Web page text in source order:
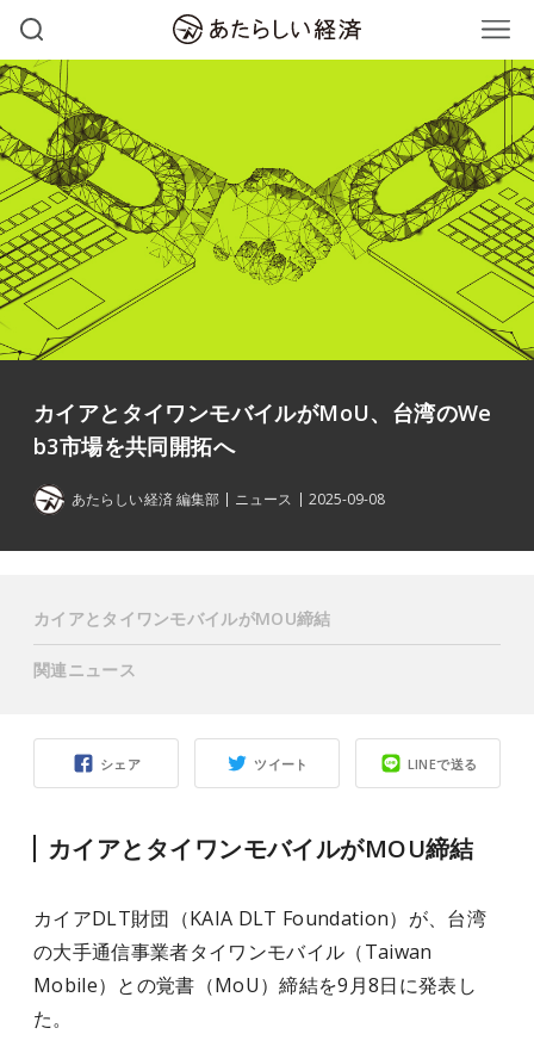
カイアとタイワンモバイルがMoU、台湾のWe
b3市場を共同開拓へ
あたらしい経済 編集部 ニュース 2025-09-08
シェア ツイート LINEで送る
カイアとタイワンモバイルがMOU締結
カイアDLT財団（KAIA DLT Foundation）が、台湾
の大手通信事業者タイワンモバイル（Taiwan
Mobile）との覚書（MoU）締結を9月8日に発表し
た。
カイアとタイワンモバイルがMOU締結
関連ニュース